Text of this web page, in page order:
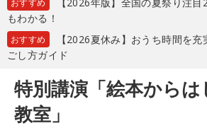
もわかる！
おすすめ
【2026夏休み】おうち時間を
ごし方ガイド
特別講演「絵本から
教室」